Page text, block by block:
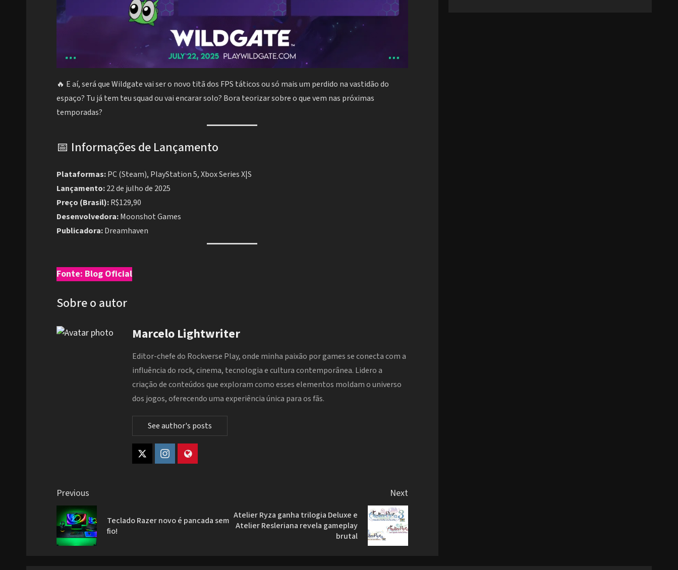
🔥 E aí, será que Wildgate vai ser o novo titã dos FPS táticos ou só mais um perdido na vastidão do
espaço? Tu já tem teu squad ou vai encarar solo? Bora teorizar sobre o que vem nas próximas
temporadas?
📅 Informações de Lançamento
Plataformas:PC (Steam), PlayStation 5, Xbox Series X|S
Lançamento:22 de julho de 2025
Preço (Brasil):R$129,90
Desenvolvedora:Moonshot Games
Publicadora:Dreamhaven
Fonte: Blog Oficial
Sobre o autor
Marcelo Lightwriter
Editor-chefe do Rockverse Play, onde minha paixão por games se conecta com a
influência do rock, cinema, tecnologia e cultura contemporânea. Lidero a
criação de conteúdos que exploram como esses elementos moldam o universo
dos jogos, oferecendo uma experiência única para os fãs.
See author's posts
Post
navigation
Previous
Previous
Teclado Razer novo é pancada sem
fio!
Next
Next
Atelier Ryza ganha trilogia Deluxe e
Atelier Resleriana revela gameplay
brutal